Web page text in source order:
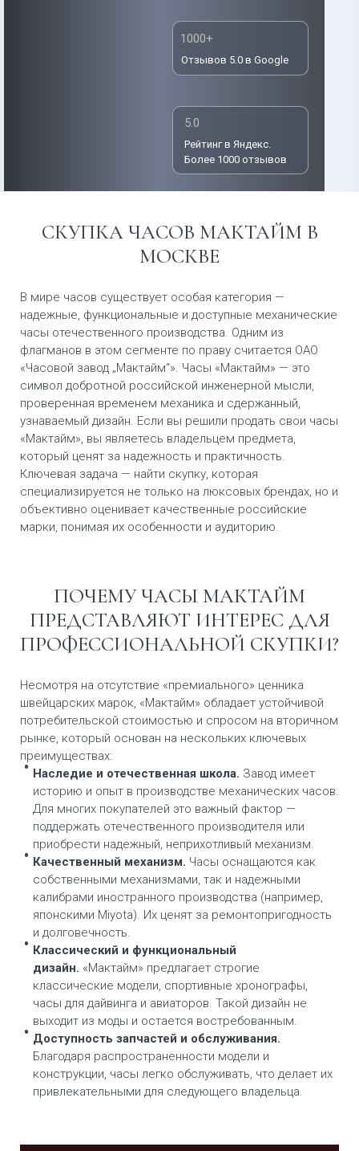
Отзывов 5.0 в Google
Рейтинг в Яндекс.
Более 1000 отзывов
5.0
1000+
СКУПКА ЧАСОВ МАКТАЙМ В
МОСКВЕ
В мире часов существует особая категория —
надежные, функциональные и доступные механические
часы отечественного производства. Одним из
флагманов в этом сегменте по праву считается ОАО
«Часовой завод „Мактайм“». Часы «Мактайм» — это
символ добротной российской инженерной мысли,
проверенная временем механика и сдержанный,
узнаваемый дизайн. Если вы решили продать свои часы
«Мактайм», вы являетесь владельцем предмета,
который ценят за надежность и практичность.
Ключевая задача — найти скупку, которая
специализируется не только на люксовых брендах, но и
объективно оценивает качественные российские
марки, понимая их особенности и аудиторию.
ПОЧЕМУ ЧАСЫ МАКТАЙМ
ПРЕДСТАВЛЯЮТ ИНТЕРЕС ДЛЯ
ПРОФЕССИОНАЛЬНОЙ СКУПКИ?
Несмотря на отсутствие «премиального» ценника
швейцарских марок, «Мактайм» обладает устойчивой
потребительской стоимостью и спросом на вторичном
рынке, который основан на нескольких ключевых
преимуществах:
Наследие и отечественная школа. Завод имеет
историю и опыт в производстве механических часов.
Для многих покупателей это важный фактор —
поддержать отечественного производителя или
приобрести надежный, неприхотливый механизм.
Качественный механизм. Часы оснащаются как
собственными механизмами, так и надежными
калибрами иностранного производства (например,
японскими Miyota). Их ценят за ремонтопригодность
и долговечность.
Классический и функциональный
дизайн. «Мактайм» предлагает строгие
классические модели, спортивные хронографы,
часы для дайвинга и авиаторов. Такой дизайн не
выходит из моды и остается востребованным.
Доступность запчастей и обслуживания.
Благодаря распространенности модели и
конструкции, часы легко обслуживать, что делает их
привлекательными для следующего владельца.